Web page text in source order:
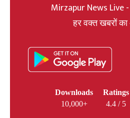
Mirzapur News Live
हर वक्त खबरों
Downloads
10,000+
Ratings
4.4 / 5